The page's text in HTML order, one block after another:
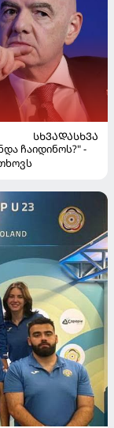
ᲡᲮᲕᲐᲓᲐᲡᲮᲕᲐ
ჩაიდინოს?" -